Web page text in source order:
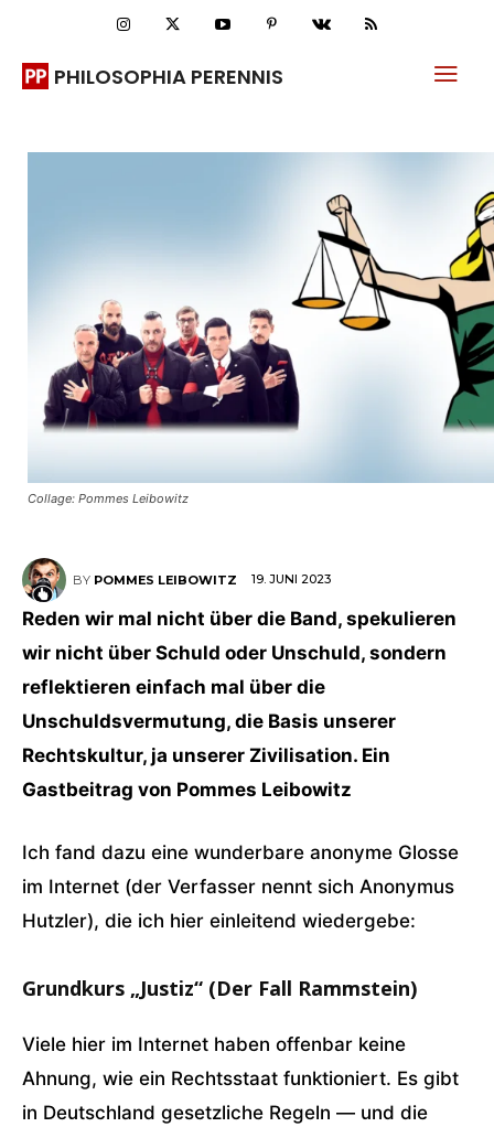
PHILOSOPHIA PERENNIS
Collage: Pommes Leibowitz
BY POMMES LEIBOWITZ 19. JUNI 2023
Reden wir mal nicht über die Band, spekulieren
wir nicht über Schuld oder Unschuld, sondern
reflektieren einfach mal über die
Unschuldsvermutung, die Basis unserer
Rechtskultur, ja unserer Zivilisation. Ein
Gastbeitrag von Pommes Leibowitz
Ich fand dazu eine wunderbare anonyme Glosse
im Internet (der Verfasser nennt sich Anonymus
Hutzler), die ich hier einleitend wiedergebe:
Grundkurs „Justiz“ (Der Fall Rammstein)
Viele hier im Internet haben offenbar keine
Ahnung, wie ein Rechtsstaat funktioniert. Es gibt
in Deutschland gesetzliche Regeln — und die